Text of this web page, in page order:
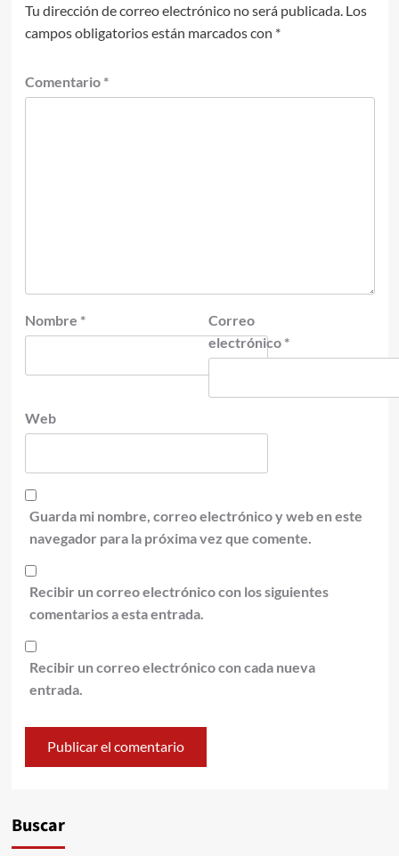
Tu dirección de correo electrónico no será publicada. Los
campos obligatorios están marcados con *
Comentario *
Nombre *
Correo
electrónico *
Web
Guarda mi nombre, correo electrónico y web en este
navegador para la próxima vez que comente.
Recibir un correo electrónico con los siguientes
comentarios a esta entrada.
Recibir un correo electrónico con cada nueva
entrada.
Buscar